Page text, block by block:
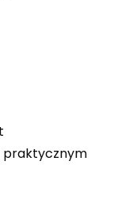
praktycznym